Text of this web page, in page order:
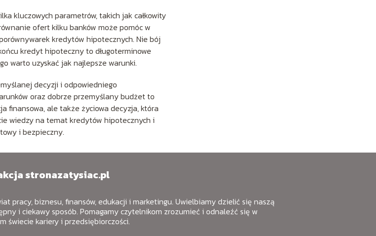
kluczowych parametrów, takich jak całkowity
ofert kilku banków może pomóc w
kredytów hipotecznych. Nie bój
kredyt hipoteczny to długoterminowe
warto uzyskać jak najlepsze warunki.
decyzji i odpowiedniego
oraz dobrze przemyślany budżet to
finansowa, ale także życiowa decyzja, która
wiedzy na temat kredytów hipotecznych i
i bezpieczny.
stronazatysiac.pl
pracy, biznesu, finansów, edukacji i marketingu. Uwielbiamy dzielić się naszą
i ciekawy sposób. Pomagamy czytelnikom zrozumieć i odnaleźć się w
świecie kariery i przedsiębiorczości.